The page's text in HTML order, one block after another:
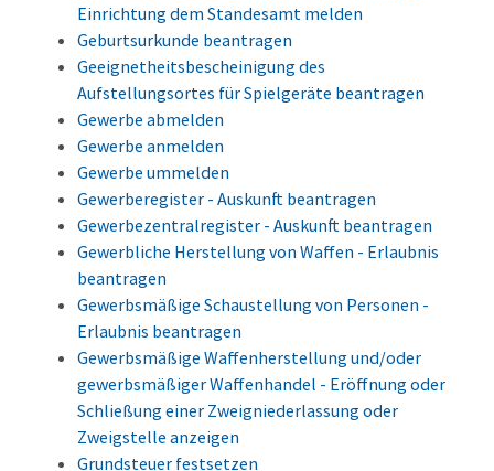
Einrichtung dem Standesamt melden
Geburtsurkunde beantragen
Geeignetheitsbescheinigung des
Aufstellungsortes für Spielgeräte beantragen
Gewerbe abmelden
Gewerbe anmelden
Gewerbe ummelden
Gewerberegister - Auskunft beantragen
Gewerbezentralregister - Auskunft beantragen
Gewerbliche Herstellung von Waffen - Erlaubnis
beantragen
Gewerbsmäßige Schaustellung von Personen -
Erlaubnis beantragen
Gewerbsmäßige Waffenherstellung und/oder
gewerbsmäßiger Waffenhandel - Eröffnung oder
Schließung einer Zweigniederlassung oder
Zweigstelle anzeigen
Grundsteuer festsetzen